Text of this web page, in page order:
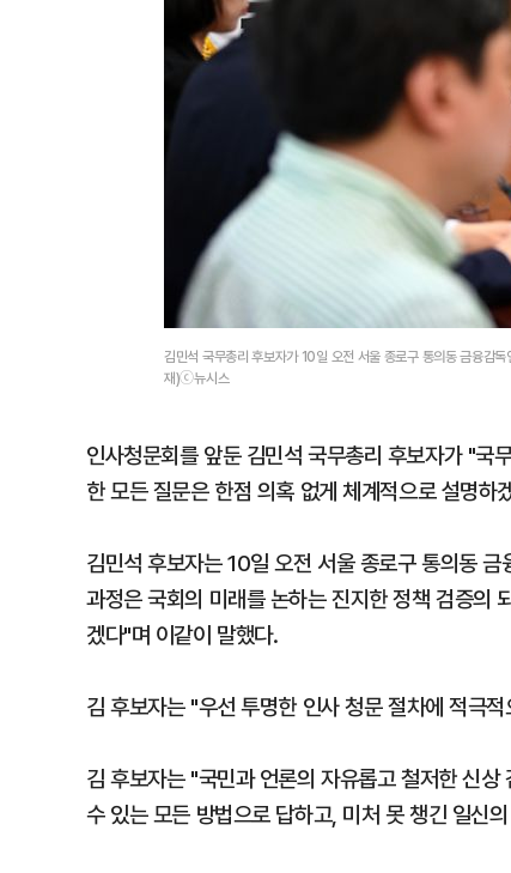
김민석 국무총리 후보자가 10일 오전 서울 종로구 통의동 금융감
재)ⓒ뉴시스
인사청문회를 앞둔 김민석 국무총리 후보자가 "국
한 모든 질문은 한점 의혹 없게 체계적으로 설명하
김민석 후보자는 10일 오전 서울 종로구 통의동
과정은 국회의 미래를 논하는 진지한 정책 검증의
겠다"며 이같이 말했다.
김 후보자는 "우선 투명한 인사 청문 절차에 적극
김 후보자는 "국민과 언론의 자유롭고 철저한 신
수 있는 모든 방법으로 답하고, 미처 못 챙긴 일신